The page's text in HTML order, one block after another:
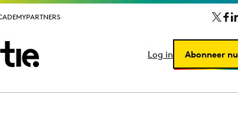
PARTNERS
Log in Abonneer nu
PARTNERS
Log in Abonneer nu